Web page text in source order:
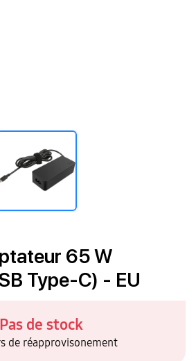
65 W
Type-C) - EU
Pas de stock
de réapprovisonement